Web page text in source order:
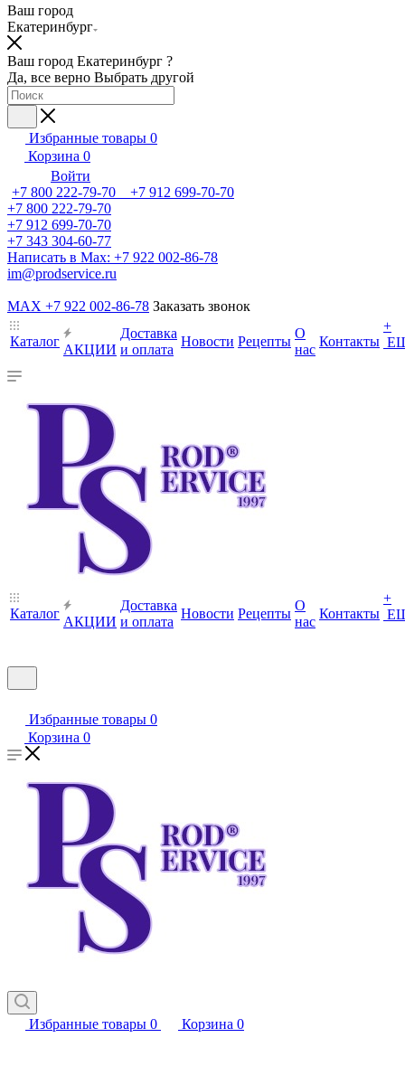
Ваш город
Екатеринбург
Ваш город Екатеринбург ?
Да, все верно Выбрать другой
Избранные товары 0
Корзина 0
Войти
+7 800 222-79-70 +7 912 699-70-70
+7 800 222-79-70
+7 912 699-70-70
+7 343 304-60-77
Написать в Max: +7 922 002-86-78
im@prodservice.ru
MAX +7 922 002-86-78 Заказать звонок
Каталог
АКЦИИ
Доставка
и оплата
Новости Рецепты
О
нас
Контакты
+
Каталог
АКЦИИ
Доставка
и оплата
Новости Рецепты
О
нас
Контакты
+
Избранные товары 0
Корзина 0
Избранные товары 0 Корзина 0